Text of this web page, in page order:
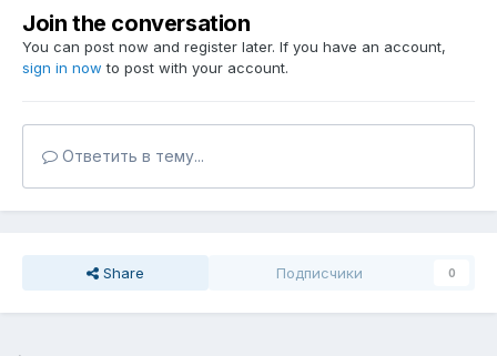
Join the conversation
You can post now and register later. If you have an account,
sign in now to post with your account.
Ответить в тему...
Share Подписчики 0